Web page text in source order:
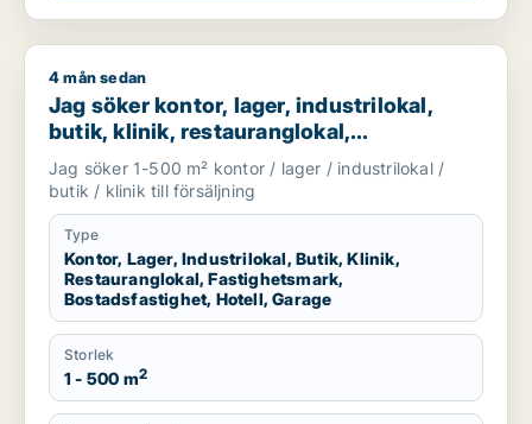
Jag söker kontor, lager, industrilokal, butik, klinik,
4 mån sedan
Jag söker kontor, lager, industrilokal,
butik, klinik, restauranglokal,
fastighetsmark, bostadsfastighet, hotell
eller garage till salu i Linköping,
Falkenberg eller Varberg m.fl.
Jag söker 1-500 m² kontor / lager / industrilokal /
butik / klinik till försäljning
Type
Kontor, Lager, Industrilokal, Butik, Klinik,
Restauranglokal, Fastighetsmark,
Bostadsfastighet, Hotell, Garage
Storlek
1 - 500 m2